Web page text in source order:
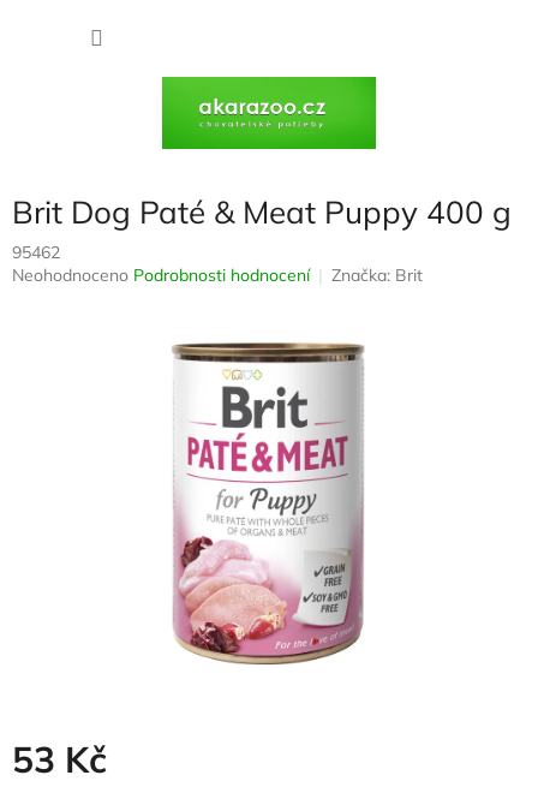
Brit Dog Paté & Meat Puppy 400 g
95462
Průměrné
Neohodnoceno Podrobnosti hodnocení Značka: Brit
53 Kč